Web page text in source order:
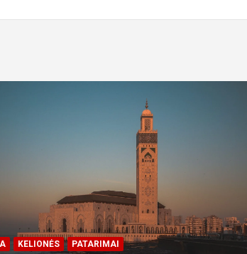
KELIONĖS PATARIMAI